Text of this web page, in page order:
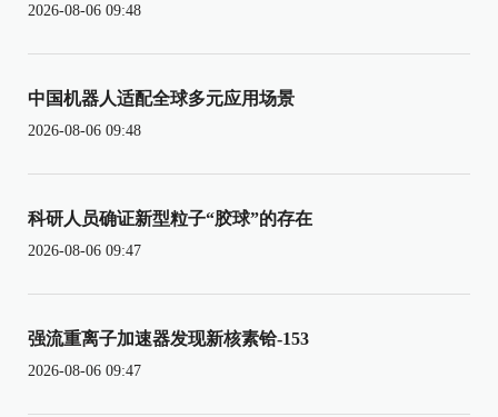
2026-08-06 09:48
中国机器人适配全球多元应用场景
2026-08-06 09:48
科研人员确证新型粒子“胶球”的存在
2026-08-06 09:47
强流重离子加速器发现新核素铪-153
2026-08-06 09:47